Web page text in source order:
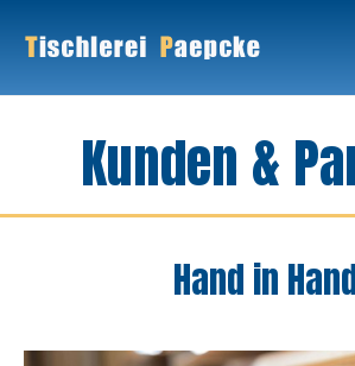
Kunden &
Hand in